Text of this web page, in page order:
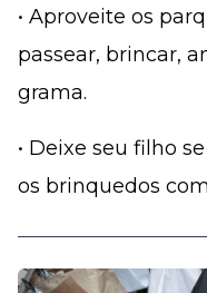
• Aproveite os
passear, brincar,
grama.
• Deixe seu filho
os brinquedos